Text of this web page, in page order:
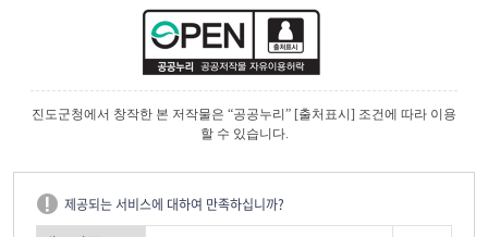
진도군청에서 창작한 본 저작물은 “공공누리” [출처표시] 조건에 따라 이용
할 수 있습니다.
제공되는 서비스에 대하여 만족하십니까?